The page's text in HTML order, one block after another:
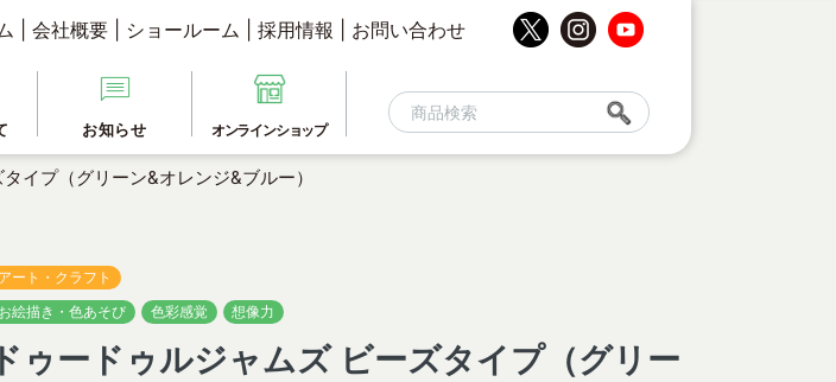
会社概要 ショールーム 採用情報 お問い合わせ
お知らせ オンラインショップ
イプ（グリーン&オレンジ&ブルー）
アート・クラフト
お絵描き・色あそび
色彩感覚 想像力
ドゥードゥルジャムズ ビーズタイプ（グリー